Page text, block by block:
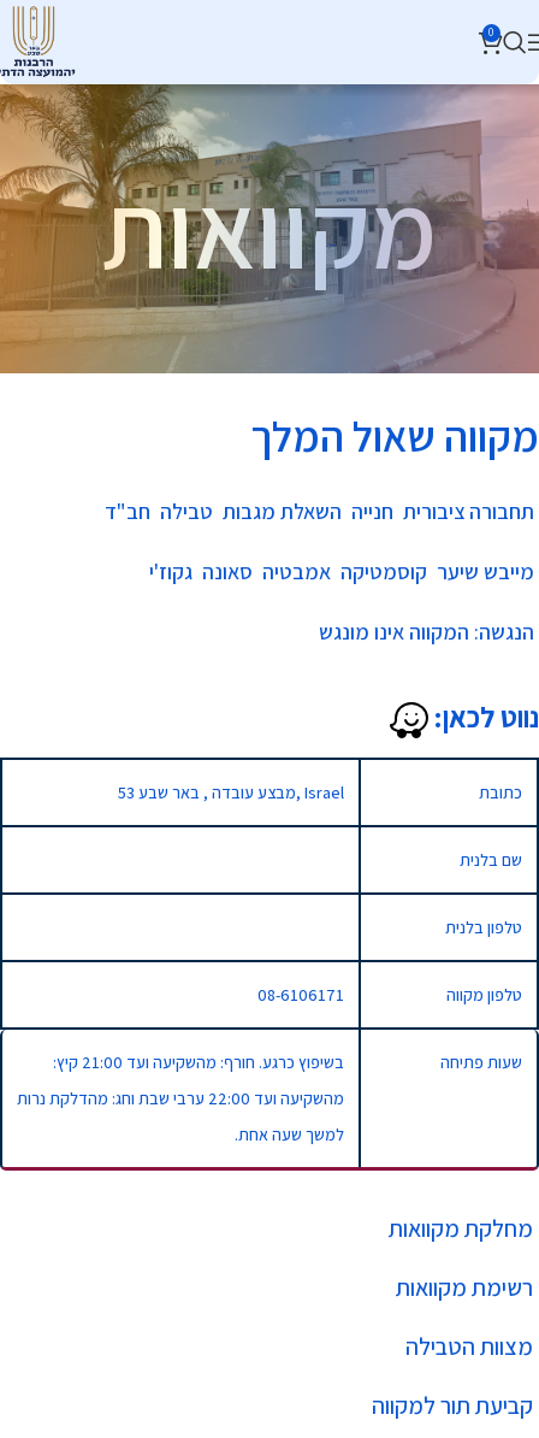
0
מקוואות
מחלקת מקוואות
רשימת מקוואות
מצוות הטבילה
קביעת תור למקווה
מקווה שאול המלך
תחבורה ציבורית חנייה השאלת מגבות טבילה חב"ד
מייבש שיער קוסמטיקה אמבטיה סאונה גקוז'י
הנגשה: ​המקווה אינו מונגש
נווט לכאן:
כתובת 53 מבצע עובדה , באר שבע, Israel
שם בלנית
טלפון בלנית
טלפון מקווה 08-6106171
שעות פתיחה
בשיפוץ כרגע. חורף: מהשקיעה ועד 21:00 קיץ:
מהשקיעה ועד 22:00 ערבי שבת וחג: מהדלקת נרות
למשך שעה אחת.